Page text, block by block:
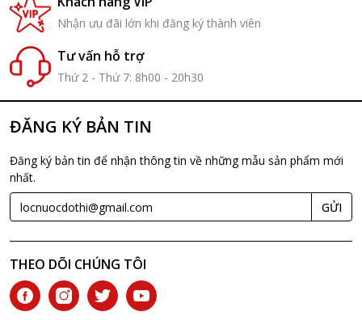
Nhận ưu đãi lớn khi đăng ký thành viên
Tư vấn hỗ trợ
Thứ 2 - Thứ 7: 8h00 - 20h30
ĐĂNG KÝ BẢN TIN
Đăng ký bản tin để nhận thông tin về những mẫu sản phẩm mới
nhất.
GỬI
THEO DÕI CHÚNG TÔI